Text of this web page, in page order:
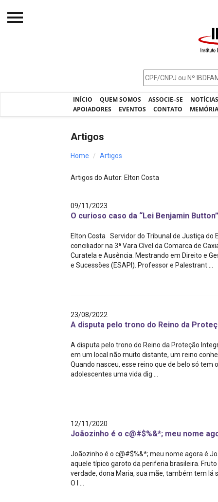
INÍCIO QUEM SOMOS ASSOCIE–SE
APOIADORES
EVENTOS CONTATO
Processos - IBDFAM
Artigos
Home Artigos
Artigos do Autor: Elton Costa
09/11/2023
O curioso caso da “Lei Benjamin
Elton Costa Servidor do Tribunal de Justiça do
conciliador na 3ª Vara Cível da Comarca de
Curatela e Ausência. Mestrando em Direito e
e Sucessões (ESAPI). Professor e Palestrant ...
23/08/2022
A disputa pelo trono do Reino da
A disputa pelo trono do Reino da Proteção
em um local não muito distante, um reino
Quando nasceu, esse reino que de belo só
adolescentes uma vida dig ...
12/11/2020
Joãozinho é o c@#$%&*; meu nome
Joãozinho é o c@#$%&*; meu nome agora é
aquele típico garoto da periferia brasileira.
verdade, dona Maria, sua mãe, também tem lá
O l ...